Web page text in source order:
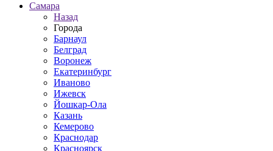
Самара
Назад
Города
Барнаул
Белград
Воронеж
Екатеринбург
Иваново
Ижевск
Йошкар-Ола
Казань
Кемерово
Краснодар
Красноярск